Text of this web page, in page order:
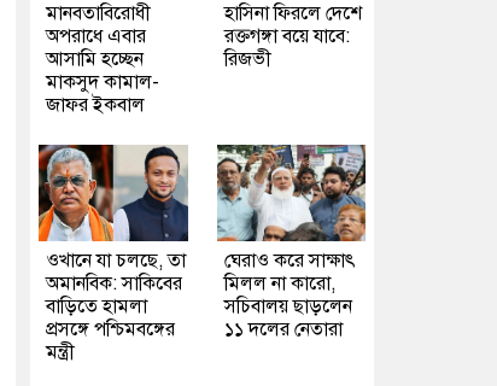
মানবতাবিরোধী
অপরাধে এবার
আসামি হচ্ছেন
মাকসুদ কামাল-
জাফর ইকবাল
হাসিনা ফিরলে দেশে
রক্তগঙ্গা বয়ে যাবে:
রিজভী
ওখানে যা চলছে, তা
অমানবিক: সাকিবের
বাড়িতে হামলা
প্রসঙ্গে পশ্চিমবঙ্গের
মন্ত্রী
ঘেরাও করে সাক্ষাৎ
মিলল না কারো,
সচিবালয় ছাড়লেন
১১ দলের নেতারা